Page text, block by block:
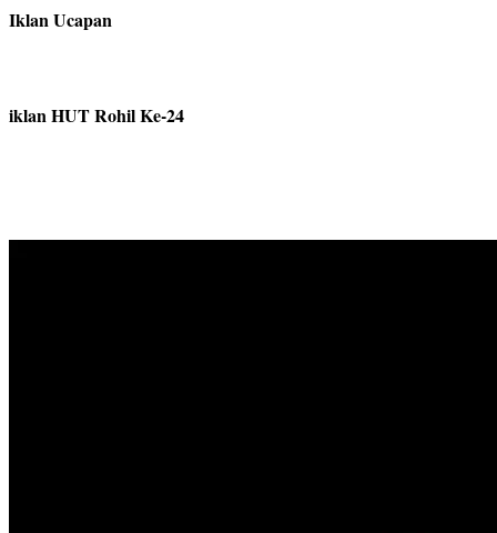
Iklan Ucapan
iklan HUT Rohil Ke-24